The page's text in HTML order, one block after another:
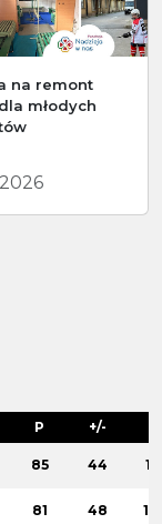
na remont
młodych
P +/-
85 44
81 48